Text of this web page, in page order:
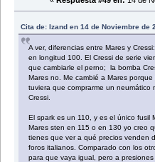
Cita de: Izand en 14 de Noviembre de
A ver, diferencias entre Mares y
en longitud 100. El Cressi de serie
que cambiarle el perno; la bomba
Mares no. Me cambié a Mares
tuviera que comprarme un
Cressi.
El spark es un 110, y es el único fusil
Mares sten en 115 o en 130 yo creo
tienes que ver a qué precios venden
foros italianos. Comparado con los
para que vaya igual, pero a